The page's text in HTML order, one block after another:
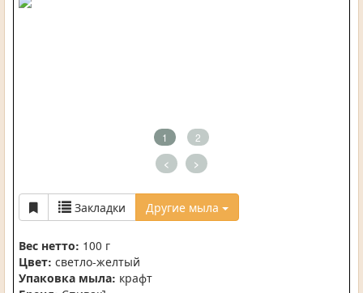
1 2
< >
Закладки Другие мыла
Вес нетто: 100 г
Цвет: светло-желтый
Упаковка мыла: крафт